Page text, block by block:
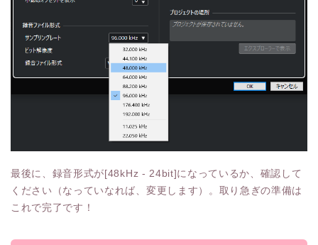
最後に、録音形式が[48kHz - 24bit]になっているか、確認して
ください（なっていなれば、変更します）。取り急ぎの準備は
これで完了です！